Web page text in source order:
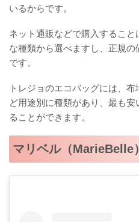
いるからです。
ネット通販などで購入するこ
な種類から選べますし、正規
です。
トレジョのエコバッグには、
ど用途別に種類があり、最も
ることができます。
マリベル（MarieBelle